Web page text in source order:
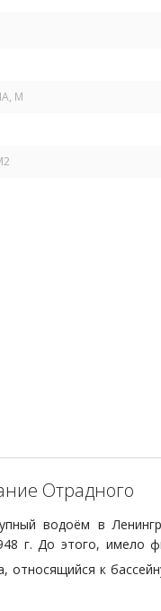
М
2
Отрадного
водоём в
г. До этого, имело
относящийся к
островов, некоторые